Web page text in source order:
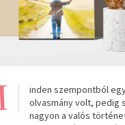
inden szempontból
olvasmány volt, pedig
nagyon a valós